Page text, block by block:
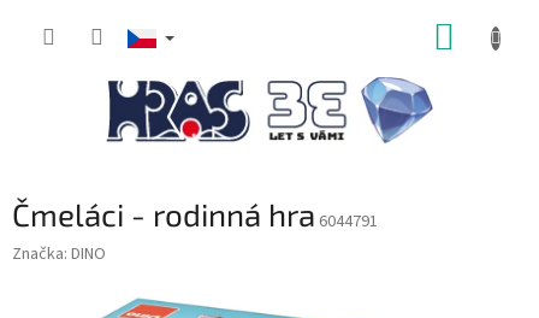
Čmeláci - rodinná hra 6044791
Značka: DINO